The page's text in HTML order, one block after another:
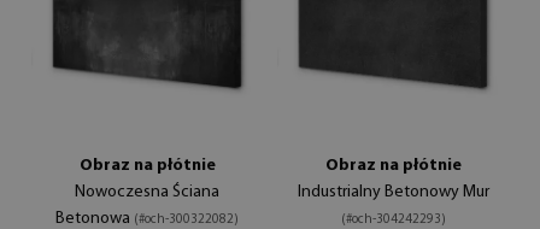
Obraz na płótnie
Nowoczesna Ściana
Betonowa (#och-300322082)
Obraz na płótnie
Industrialny Betonowy Mur
(#och-304242293)